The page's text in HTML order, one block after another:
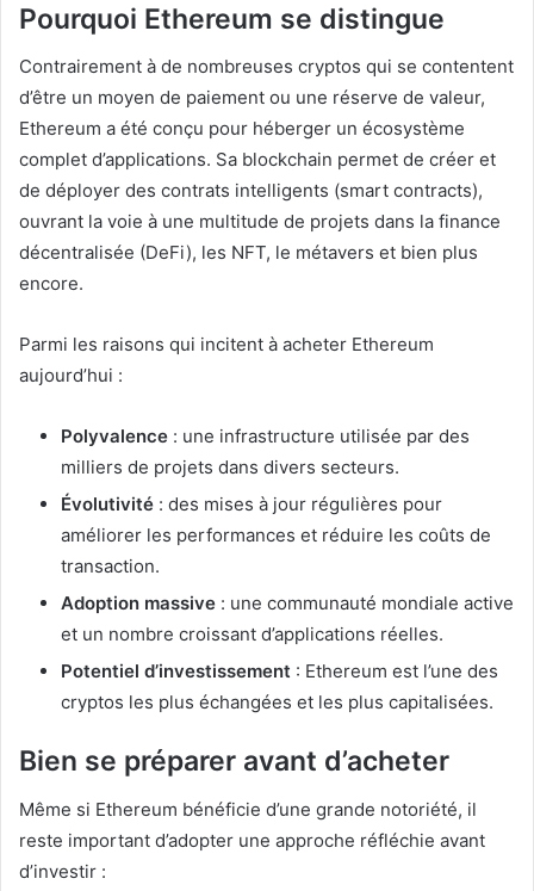
Pourquoi Ethereum se distingue
Contrairement à de nombreuses cryptos qui se contentent
d’être un moyen de paiement ou une réserve de valeur,
Ethereum a été conçu pour héberger un écosystème
complet d’applications. Sa blockchain permet de créer et
de déployer des contrats intelligents (smart contracts),
ouvrant la voie à une multitude de projets dans la finance
décentralisée (DeFi), les NFT, le métavers et bien plus
encore.
Parmi les raisons qui incitent à acheter Ethereum
aujourd’hui :
Polyvalence : une infrastructure utilisée par des
milliers de projets dans divers secteurs.
Évolutivité : des mises à jour régulières pour
améliorer les performances et réduire les coûts de
transaction.
Adoption massive : une communauté mondiale active
et un nombre croissant d’applications réelles.
Potentiel d’investissement : Ethereum est l’une des
cryptos les plus échangées et les plus capitalisées.
Bien se préparer avant d’acheter
Même si Ethereum bénéficie d’une grande notoriété, il
reste important d’adopter une approche réfléchie avant
d’investir :